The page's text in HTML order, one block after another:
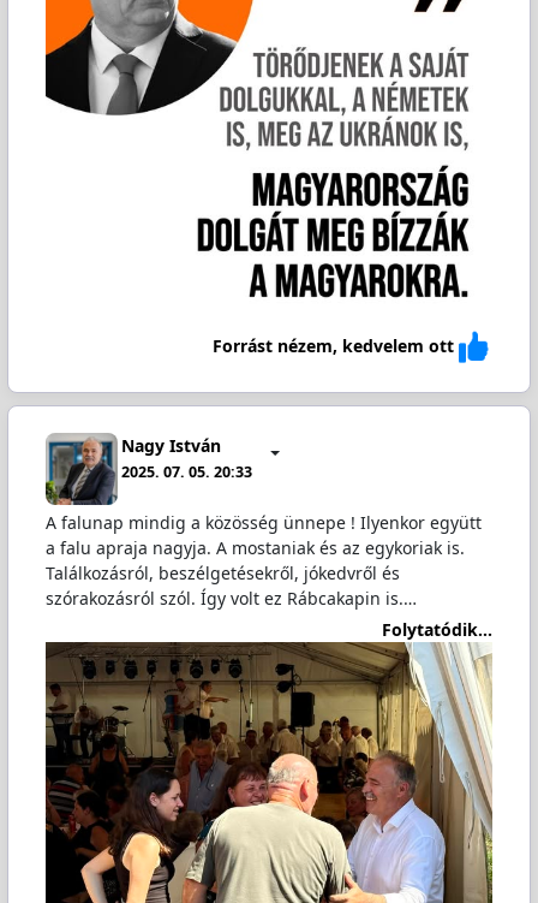
Forrást nézem, kedvelem ott
Nagy István
2025. 07. 05. 20:33
A falunap mindig a közösség ünnepe ! Ilyenkor együtt
a falu apraja nagyja. A mostaniak és az egykoriak is.
Találkozásról, beszélgetésekről, jókedvről és
szórakozásról szól. Így volt ez Rábcakapin is.…
Folytatódik...